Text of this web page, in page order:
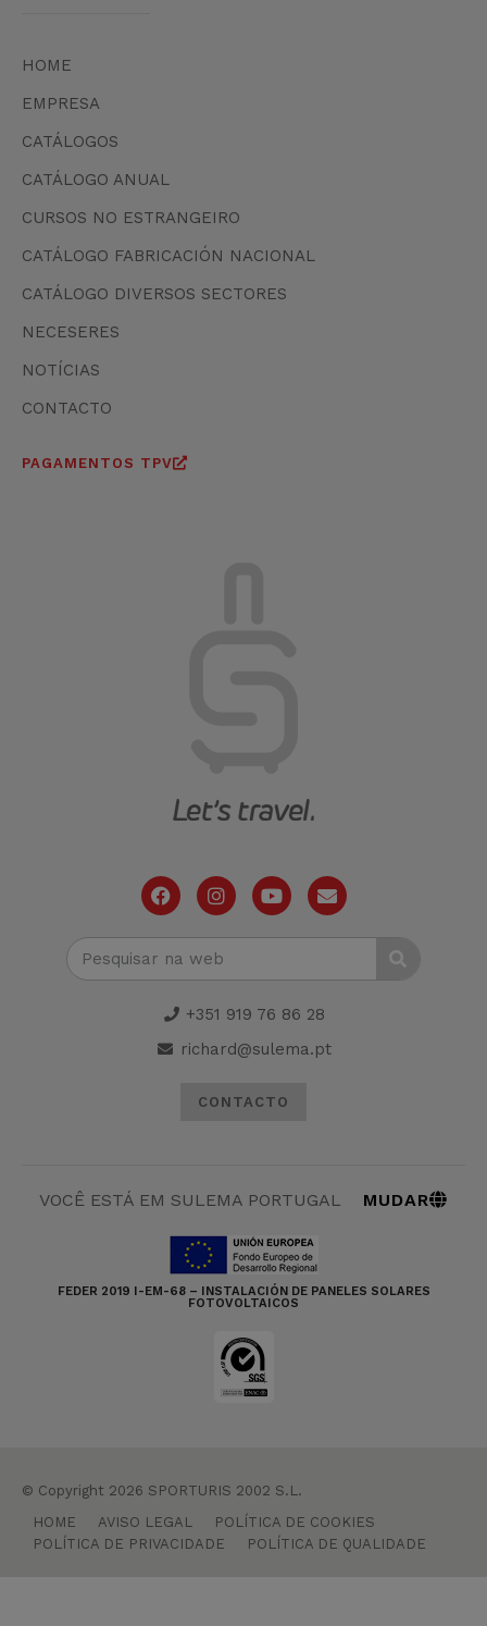
HOME
EMPRESA
CATÁLOGOS
CATÁLOGO ANUAL
CURSOS NO ESTRANGEIRO
CATÁLOGO FABRICACIÓN NACIONAL
CATÁLOGO DIVERSOS SECTORES
NECESERES
NOTÍCIAS
CONTACTO
PAGAMENTOS TPV
+351 919 76 86 28
richard@sulema.pt
CONTACTO
VOCÊ ESTÁ EM SULEMA PORTUGAL MUDAR
FEDER 2019 I-EM-68 – INSTALACIÓN DE PANELES SOLARES
FOTOVOLTAICOS
© Copyright 2026 SPORTURIS 2002 S.L.
HOME
AVISO LEGAL
POLÍTICA DE COOKIES
POLÍTICA DE PRIVACIDADE
POLÍTICA DE QUALIDADE